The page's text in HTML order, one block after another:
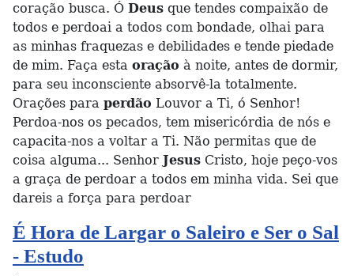
coração busca. Ó Deus que tendes compaixão de
todos e perdoai a todos com bondade, olhai para
as minhas fraquezas e debilidades e tende piedade
de mim. Faça esta oração à noite, antes de dormir,
para seu inconsciente absorvê-la totalmente.
Orações para perdão Louvor a Ti, ó Senhor!
Perdoa-nos os pecados, tem misericórdia de nós e
capacita-nos a voltar a Ti. Não permitas que de
coisa alguma... Senhor Jesus Cristo, hoje peço-vos
a graça de perdoar a todos em minha vida. Sei que
dareis a força para perdoar
É Hora de Largar o Saleiro e Ser o Sal
- Estudo